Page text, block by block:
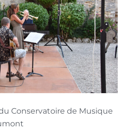
Conservatoire de Musique